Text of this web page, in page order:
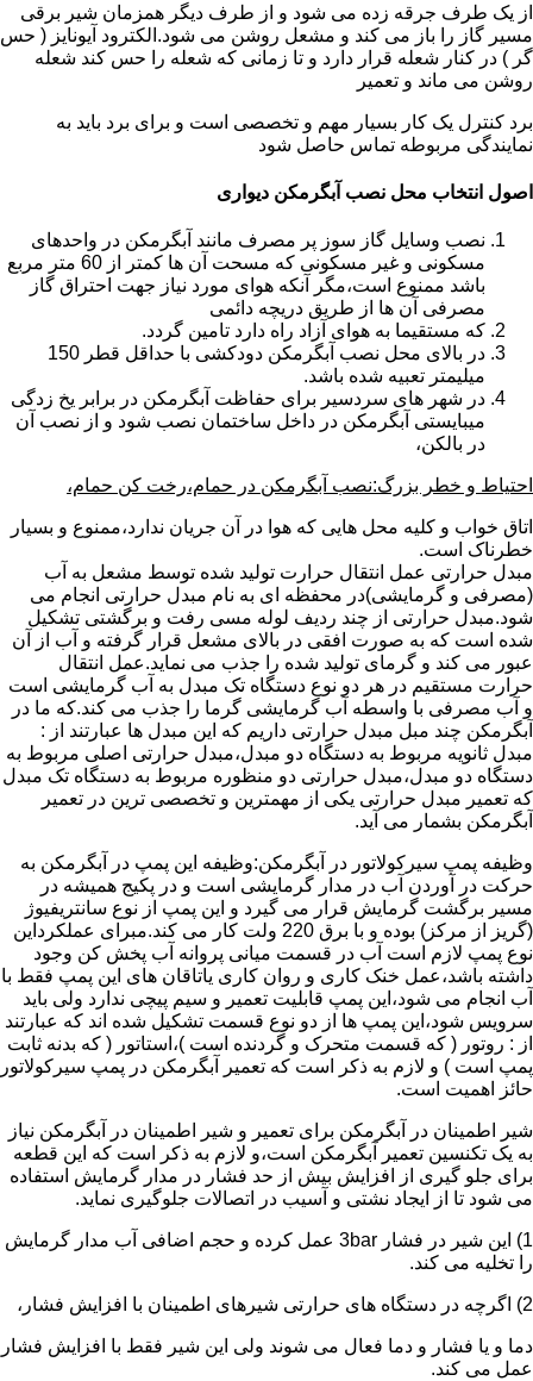
از یک طرف جرقه زده می شود و از طرف دیگر همزمان شیر برقی
مسیر گاز را باز می کند و مشعل روشن می شود.الکترود آیونایز ( حس
گر ) در کنار شعله قرار دارد و تا زمانی که شعله را حس کند شعله
روشن می ماند و تعمیر
برد کنترل یک کار بسیار مهم و تخصصی است و برای برد باید به
نمایندگی مربوطه تماس حاصل شود
اصول انتخاب محل نصب آبگرمکن دیواری
نصب وسایل گاز سوز پر مصرف مانند آبگرمکن در واحدهای
مسکونی و غیر مسکونی که مسحت آن ها کمتر از 60 متر مربع
باشد ممنوع است،مگر آنکه هوای مورد نیاز جهت احتراق گاز
مصرفی آن ها از طریق دریچه دائمی
که مستقیما به هوای آزاد راه دارد تامین گردد.
در بالای محل نصب آبگرمکن دودکشی با حداقل قطر 150
میلیمتر تعبیه شده باشد.
در شهر های سردسیر برای حفاظت آبگرمکن در برابر یخ زدگی
میبایستی آبگرمکن در داخل ساختمان نصب شود و از نصب آن
در بالکن،
احتیاط و خطر بزرگ:نصب آبگرمکن در حمام،رخت کن حمام،
اتاق خواب و کلیه محل هایی که هوا در آن جریان ندارد،ممنوع و بسیار
خطرناک است.
مبدل حرارتی عمل انتقال حرارت تولید شده توسط مشعل به آب
(مصرفی و گرمایشی)در محفظه ای به نام مبدل حرارتی انجام می
شود.مبدل حرارتی از چند ردیف لوله مسی رفت و برگشتی تشکیل
شده است که به صورت افقی در بالای مشعل قرار گرفته و آب از آن
عبور می کند و گرمای تولید شده را جذب می نماید.عمل انتقال
حرارت مستقیم در هر دو نوع دستگاه تک مبدل به آب گرمایشی است
و آب مصرفی با واسطه آب گرمایشی گرما را جذب می کند.که ما در
آبگرمکن چند مبل مبدل حرارتی داریم که این مبدل ها عبارتند از :
مبدل ثانویه مربوط به دستگاه دو مبدل،مبدل حرارتی اصلی مربوط به
دستگاه دو مبدل،مبدل حرارتی دو منظوره مربوط به دستگاه تک مبدل
که تعمیر مبدل حرارتی یکی از مهمترین و تخصصی ترین در تعمیر
آبگرمکن بشمار می آید.
وظیفه پمپ سیرکولاتور در آبگرمکن:وظیفه این پمپ در آبگرمکن به
حرکت در آوردن آب در مدار گرمایشی است و در پکیج همیشه در
مسیر برگشت گرمایش قرار می گیرد و این پمپ از نوع سانتریفیوژ
(گریز از مرکز) بوده و با برق 220 ولت کار می کند.مبرای عملکرداین
نوع پمپ لازم است آب در قسمت میانی پروانه آب پخش کن وجود
داشته باشد،عمل خنک کاری و روان کاری یاتاقان های این پمپ فقط با
آب انجام می شود،این پمپ قابلیت تعمیر و سیم پیچی ندارد ولی باید
سرویس شود،این پمپ ها از دو نوع قسمت تشکیل شده اند که عبارتند
از : روتور ( که قسمت متحرک و گردنده است )،استاتور ( که بدنه ثابت
پمپ است ) و لازم به ذکر است که تعمیر آبگرمکن در پمپ سیرکولاتور
حائز اهمیت است.
شیر اطمینان در آبگرمکن برای تعمیر و شیر اطمینان در آبگرمکن نیاز
به یک تکنسین تعمیر آبگرمکن است،و لازم به ذکر است که این قطعه
برای جلو گیری از افزایش بیش از حد فشار در مدار گرمایش استفاده
می شود تا از ایجاد نشتی و آسیب در اتصالات جلوگیری نماید.
1) این شیر در فشار 3bar عمل کرده و حجم اضافی آب مدار گرمایش
را تخلیه می کند.
2) اگرچه در دستگاه های حرارتی شیرهای اطمینان با افزایش فشار،
دما و یا فشار و دما فعال می شوند ولی این شیر فقط با افزایش فشار
عمل می کند.